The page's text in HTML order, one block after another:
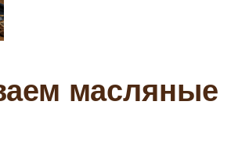
масляные